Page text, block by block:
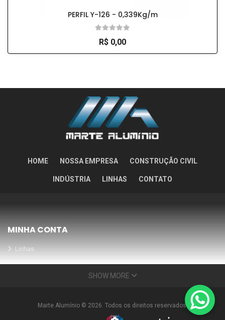
PERFIL Y-126 - 0,339Kg/m
R$ 0,00
HOME NOSSA EMPRESA CONSTRUÇÃO CIVIL
INDÚSTRIA LINHAS CONTATO
MINHA CONTA
Linhas
Meus Orçamentos
Condições Especiais
SHOW MORE
Marte Alumínio © 2026. Todos os direitos reservados.